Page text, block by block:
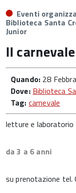
Eventi
Biblioteca Santa
Junior
Il
Quando: 28
Dove: Biblioteca
Tag: carnevale
letture e laboratorio
da 3 a 6 anni
su prenotazione